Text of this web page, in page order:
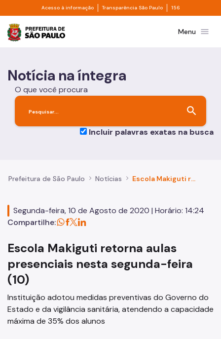
Pular para o Conteúdo principal
Acesso à informação Divisor de acesso à informação
Transparência São Paulo Divisor de
156
Prefeitura de São PauloMenu menu
Notícia na íntegra
O que você procura
search
Incluir palavras exatas na busca
Prefeitura de São Paulo Notícias Escola Makiguti retorna aulas presenciais nesta segunda-feira (10)
Segunda-feira, 10 de Agosto de 2020 | Horário: 14:24
Compartilhe:
Escola Makiguti retorna aulas
presenciais nesta segunda-feira
(10)
Instituição adotou medidas preventivas do Governo do
Estado e da vigilância sanitária, atendendo a capacidade
máxima de 35% dos alunos